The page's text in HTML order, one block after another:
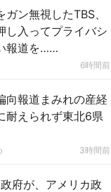
ン無視したTBS、
し入ってプライバシ
報道を……
6時間前
向報道まみれの産経
耐えられず東北6県
3時間前
府が、アメリカ政